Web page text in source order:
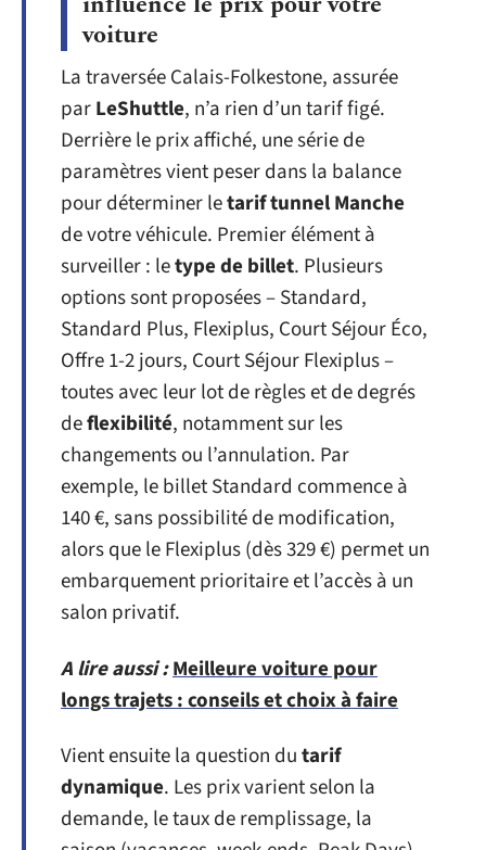
voiture
La traversée Calais-Folkestone, assurée
parLeShuttle, n’a rien d’un tarif figé.
Derrière le prix affiché, une série de
paramètres vient peser dans la balance
pour déterminer letarif tunnel Manche
de votre véhicule. Premier élément à
surveiller : letype de billet. Plusieurs
options sont proposées – Standard,
Standard Plus, Flexiplus, Court Séjour Éco,
Offre 1-2 jours, Court Séjour Flexiplus –
toutes avec leur lot de règles et de degrés
deflexibilité, notamment sur les
changements ou l’annulation. Par
exemple, le billet Standard commence à
140 €, sans possibilité de modification,
alors que le Flexiplus (dès 329 €) permet un
embarquement prioritaire et l’accès à un
salon privatif.
A lire aussi :Meilleure voiture pour
longs trajets : conseils et choix à faire
Vient ensuite la question dutarif
dynamique. Les prix varient selon la
demande, le taux de remplissage, la